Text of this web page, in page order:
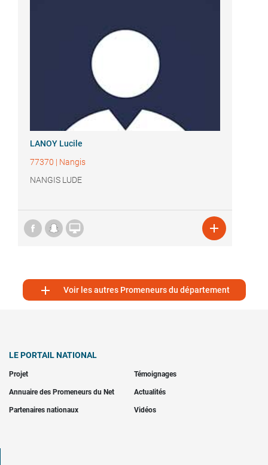
LANOY Lucile
77370 | Nangis
NANGIS LUDE
 
 Voir les autres Promeneurs du département
LE PORTAIL NATIONAL
Projet Témoignages
Annuaire des Promeneurs du Net Actualités
Partenaires nationaux Vidéos